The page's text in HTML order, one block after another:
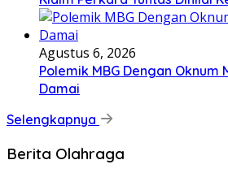
Agustus 6, 2026
Polemik MBG Dengan Oknum
Damai
Selengkapnya
Berita Olahraga